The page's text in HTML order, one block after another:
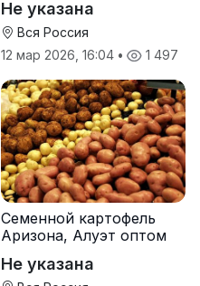
Не указана
Вся Россия
12 мар 2026, 16:04 • 1 497
Семенной картофель
Аризона, Алуэт оптом
Не указана